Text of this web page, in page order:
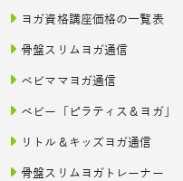
ヨガ資格講座価格の一覧表
骨盤スリムヨガ通信
ベビママヨガ通信
ベビー「ピラティス＆ヨガ」
リトル＆キッズヨガ通信
骨盤スリムヨガトレーナー